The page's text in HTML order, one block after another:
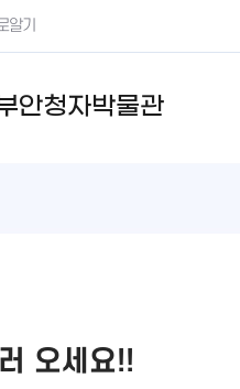
알기
안청자박물관
오세요!!